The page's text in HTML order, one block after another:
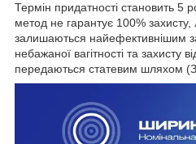
Термін придатності становить 5
метод не гарантує 100% захисту,
залишаються найефективнішим
небажаної вагітності та захисту
передаються статевим шляхом